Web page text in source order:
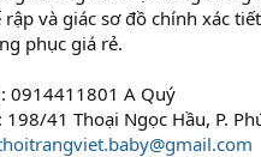
rập và giác sơ đồ chính xác
phục giá rẻ.
0914411801 A Quý
41 Thoại Ngọc Hầu, P.